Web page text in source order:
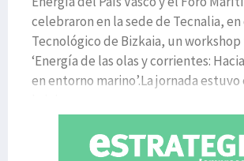
celebraron en la sede de Tecnalia,
Tecnológico de Bizkaia, un
‘Energía de las olas y corrientes:
en entorno marino’.La jornada